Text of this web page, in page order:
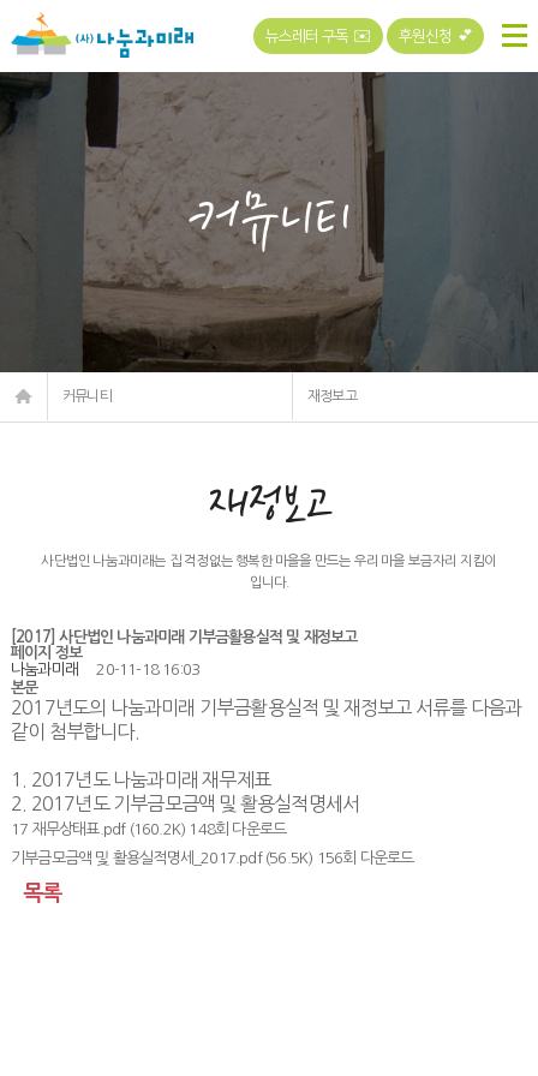
뉴스레터 구독 ✉️ 후원신청 💕
커뮤니티
커뮤니티 재정보고
재정보고
사단법인 나눔과미래는 집 걱정없는 행복한 마을을 만드는 우리 마을 보금자리 지킴이
입니다.
[2017] 사단법인 나눔과미래 기부금활용실적 및 재정보고
페이지 정보
나눔과미래
20-11-18 16:03
본문
2017년도의 나눔과미래 기부금활용실적 및 재정보고 서류를 다음과
같이 첨부합니다.
1. 2017년도 나눔과미래 재무제표
2. 2017년도 기부금모금액 및 활용실적명세서
17 재무상태표.pdf (160.2K) 148회 다운로드
기부금모금액 및 활용실적명세_2017.pdf (56.5K) 156회 다운로드
목록